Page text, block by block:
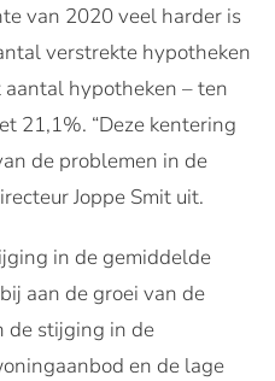
van 2020 veel harder is
verstrekte hypotheken
hypotheken – ten
21,1%. “Deze kentering
de problemen in de
Joppe Smit uit.
in de gemiddelde
aan de groei van de
de stijging in de
en de lage